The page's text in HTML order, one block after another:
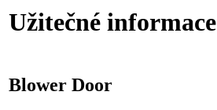
Užitečné informace
Blower Door